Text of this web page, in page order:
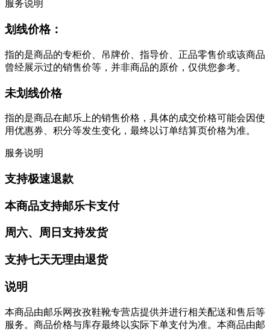
服务说明
划线价格：
指的是商品的专柜价、吊牌价、指导价、正品零售价或该商品
曾经展示过的销售价等，并非商品的原价，仅供您参考。
未划线价格
指的是商品在邮乐上的销售价格，具体的成交价格可能会因使
用优惠券、积分等发生变化，最终以订单结算页价格为准。
服务说明
支持极速退款
本商品支持邮乐卡支付
周六、周日支持发货
支持七天无理由退货
说明
本商品由邮乐网孜孜鞋靴专营店提供并进行相关配送和售后等
服务。商品价格与库存最终以实际下单支付为准。本商品由邮